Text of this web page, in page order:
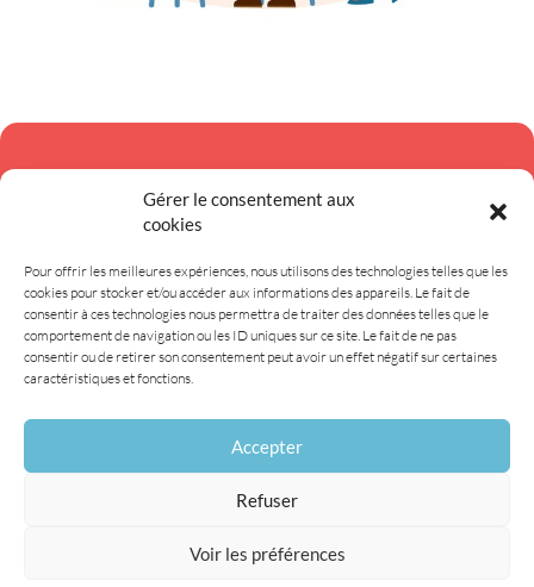
Gérer le consentement aux
cookies
Pour offrir les meilleures expériences, nous utilisons des technologies telles que les
cookies pour stocker et/ou accéder aux informations des appareils. Le fait de
consentir à ces technologies nous permettra de traiter des données telles que le
comportement de navigation ou les ID uniques sur ce site. Le fait de ne pas
consentir ou de retirer son consentement peut avoir un effet négatif sur certaines
caractéristiques et fonctions.
Accepter
Refuser
Voir les préférences
Newsletter
inscrivant à notre newsletter.
S'inscrire